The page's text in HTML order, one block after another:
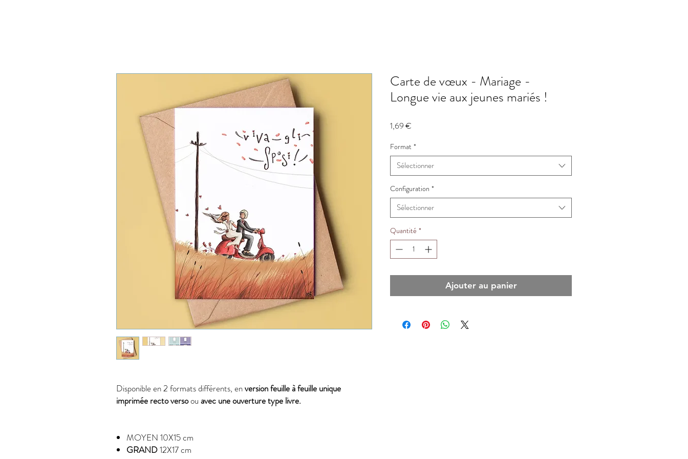
Disponible en 2 formats différents, enversion feuille à feuille unique
imprimée recto versoou avec une ouverture type livre.
MOYEN 10X15 cm
GRAND12X17 cm
Carte de vœux - Mariage -
Longue vie aux jeunes mariés !
1,69 €
Format *
Sélectionner
Configuration *
Sélectionner
Quantité *
Ajouter au panier